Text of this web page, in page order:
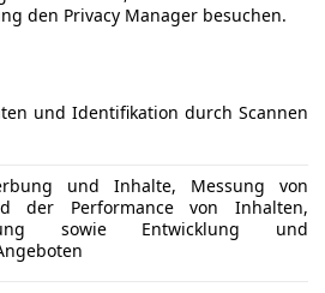
Zusätze waren bei der GLX-
dabei.
Kia Sephia SLX starteten bei
ausgestatteten GTX
DM. Für die
es
drei Optionen
: Die
kostete 350 DM, das 4-Stufen-
und die FCKW-freie
DM.
den Privacy Manager besuchen.
und Identifikation durch Scannen
und Inhalte, Messung von
der Performance von Inhalten,
sowie Entwicklung und